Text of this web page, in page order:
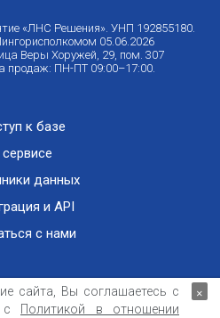
«ЛНС Решения». УНП 192855180.
05.06.2026
Веры Хоружей, 29, пом. 307
продаж: ПН-ПТ 09:00–17:00.
к базе
данных
и API
с нами
услуг
сайта, Вы соглашаетесь с
с
Политикой в отношении
×